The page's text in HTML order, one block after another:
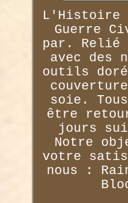
L'Histoire
Guerre
par. Relié
avec des
outils
soie.
être
jours
Notre
votre
nous :